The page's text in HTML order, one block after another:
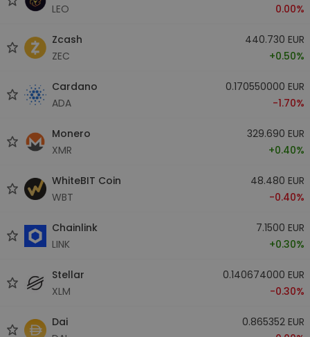
LEO
0.00%
Zcash
ZEC
440.730 EUR
+0.50%
Cardano
ADA
0.170550000 EUR
-1.70%
Monero
XMR
329.690 EUR
+0.40%
WhiteBIT Coin
WBT
48.480 EUR
-0.40%
Chainlink
LINK
7.1500 EUR
+0.30%
Stellar
XLM
0.140674000 EUR
-0.30%
Dai
0.865352 EUR